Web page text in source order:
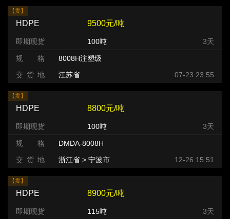
【卖】
HDPE 9500元/吨
即期现货 100吨 3天
规 格
8008H注塑级
交 货 地
江苏省 07-23 23:55
【卖】
HDPE 8800元/吨
即期现货 100吨 3天
规 格
DMDA-8008H
交 货 地
浙江省 > 宁波市 12-26 15:51
【卖】
HDPE 8900元/吨
即期现货 115吨 3天